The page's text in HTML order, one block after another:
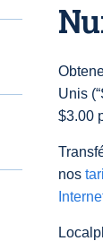
Unis
$3.00
nos